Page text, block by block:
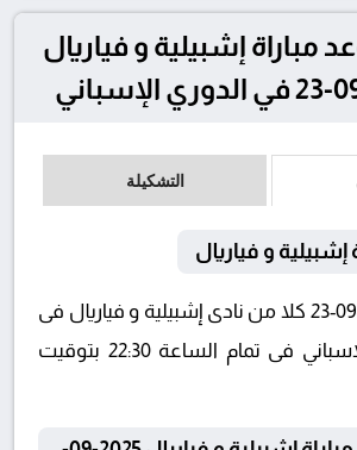
مباراة إشبيلية و فياريال
التشكيلة
و فياريال
يلتقى اليوم 2025-09-23 كلا من نادى إشبيلية و فياريال فى
بطولة الدوري الإسباني فى تمام الساعة 22:30 بتوقيت